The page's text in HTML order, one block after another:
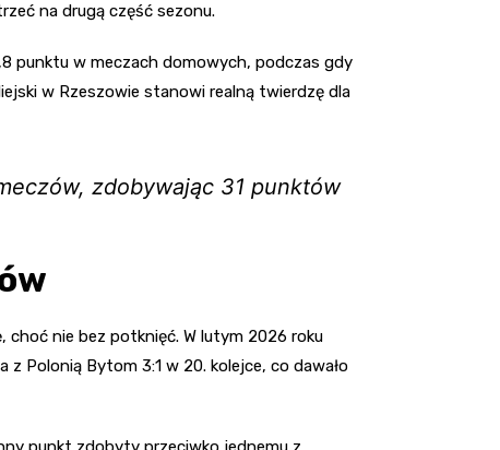
na drugą część sezonu.
punktu w meczach domowych, podczas gdy
w Rzeszowie stanowi realną twierdzę dla
zdobywając 31 punktów
nie bez potknięć. W lutym 2026 roku
z Polonią Bytom 3:1 w 20. kolejce, co dawało